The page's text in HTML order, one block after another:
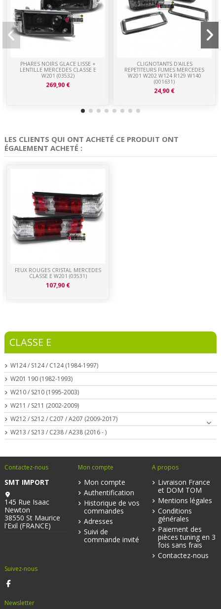
PHARES NOIRS GLACE LISSE +
LENTILLE MERCEDES CLASSE E
W201 (03532)
269,90 €
CLIGNOTANTS D'AILES
REPETITEURS FUMES MERCEDES
W201 W202 W124 R129 W140
(001631)
24,90 €
LES CLIENTS QUI ONT ACHETÉ CE PRODUIT ONT
ÉGALEMENT ACHETÉ :
FEUX ROUGES CRISTAL MERCEDES
CLASSE E W201 (03531)
107,90 €
CLASSE E
W124 / S124 / C124 (1984-1997)
W201 190 (1982-1993)
W210 / S210 (1995-2003)
W211 / S211 (2002-2009)
W212 / S212 / C207 / A207 (2009-2017)
W213 / S213 / C238 / A238 (2016 - )
Contactez-nous
SMT IMPORT
145 Rue Isaac
Newton
38550 St Maurice
l'Exil (FRANCE)
Mon compte
Mon compte
Authentification
Historique de vos
commandes
Adresses
Suivi de
commande invité
A propos
Livraison France
et DOM TOM
Mentions légales
Conditions
générales
Paiement des
pièces tuning en 3
fois sans frais
Contactez-nous
Suivez-nous
Newsletter